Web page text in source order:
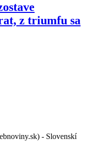
z triumfu sa
- Slovenskí